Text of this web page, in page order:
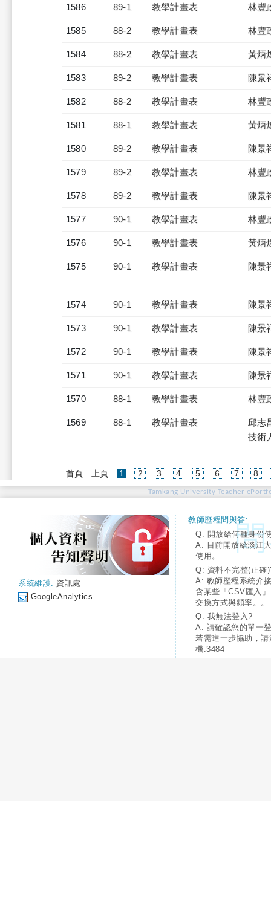
1586 89-1 教學計畫表 林豐
1585 88-2 教學計畫表 林豐
1584 88-2 教學計畫表 黃炳
1583 89-2 教學計畫表 陳景
1582 88-2 教學計畫表 林豐
1581 88-1 教學計畫表 黃炳
1580 89-2 教學計畫表 陳景
1579 89-2 教學計畫表 林豐
1578 89-2 教學計畫表 陳景
1577 90-1 教學計畫表 林豐
1576 90-1 教學計畫表 黃炳
1575 90-1 教學計畫表 陳景
1574 90-1 教學計畫表 陳景
1573 90-1 教學計畫表 陳景
1572 90-1 教學計畫表 陳景
1571 90-1 教學計畫表 陳景
1570 88-1 教學計畫表 林豐
1569 88-1 教學計畫表
邱志
技術
首頁 上頁 1 (current)
2 3 4 5 6 7 8
Tamkang University Teacher
系統維護: 資訊處
GoogleAnalytics
教師歷程問與答:
Q: 開放給何種身份
A: 目前開放給淡江
使用。
Q: 資料不完整(正確
A: 教師歷程系統介
含某些「CSV匯入
交換方式與頻率。。
Q: 我無法登入?
A: 請確認您的單一
若需進一步協助，
機:3484